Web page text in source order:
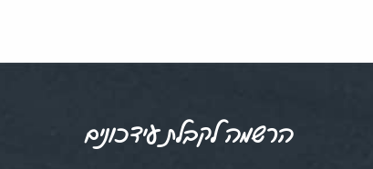
הרשמה לקבלת עידכונים